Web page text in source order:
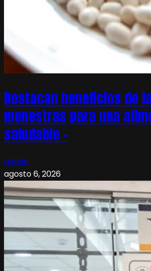
Destacan beneficios de
menestras para una
saludable –
admin
agosto 6, 2026